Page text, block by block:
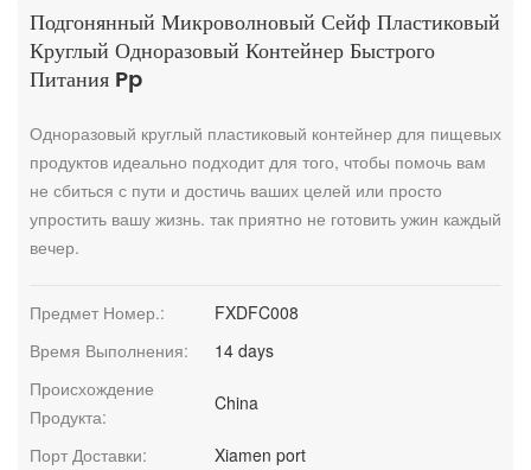
Подгонянный Микроволновый Сейф Пластиковый
Круглый Одноразовый Контейнер Быстрого
Питания Pp
Одноразовый круглый пластиковый контейнер для пищевых
продуктов идеально подходит для того, чтобы помочь вам
не сбиться с пути и достичь ваших целей или просто
упростить вашу жизнь. так приятно не готовить ужин каждый
вечер.
Предмет Номер.:
FXDFC008
Время Выполнения:
14 days
Происхождение
Продукта:
China
Порт Доставки:
Xiamen port